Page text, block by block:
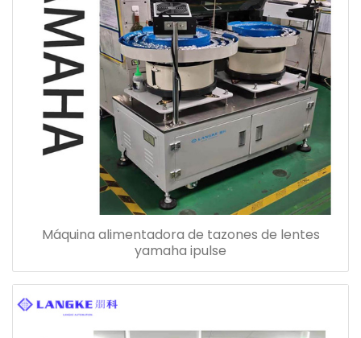
Máquina alimentadora de tazones de lentes
yamaha ipulse